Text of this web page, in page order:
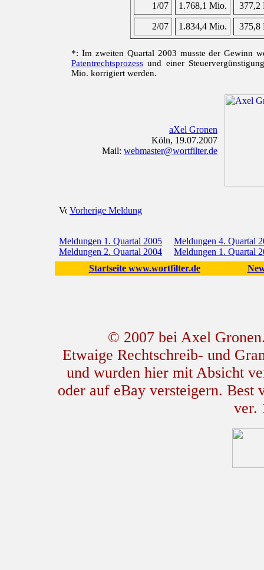
1/07 1.768,1 Mio. 377,2
2/07 1.834,4 Mio. 375,8
*: Im zweiten Quartal 2003 musste der Gewinn
Patentrechtsprozess und einer
Mio. korrigiert werden.
aXel Gronen
Köln, 19.07.2007
Mail: webmaster@wortfilter.de
Vorherige Meldung
Meldungen 1. Quartal 2005
Meldungen 4. Quartal
Meldungen 2. Quartal 2004
Meldungen 1. Quartal
Startseite www.wortfilter.de
© 2007 bei Axel
Etwaige Rechtschreib- und
und wurden hier mit Absicht
oder auf eBay versteigern. Best
ver.